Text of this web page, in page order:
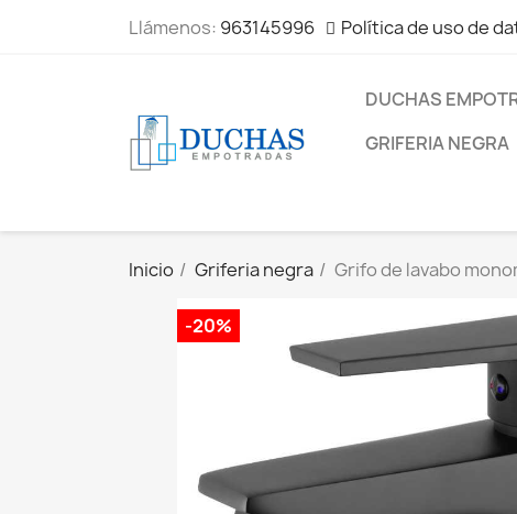
Llámenos: 963145996 Política de uso de
DUCHAS
GRIFERIA NEGRA
Inicio Griferia negra Grifo de lavabo
-20%